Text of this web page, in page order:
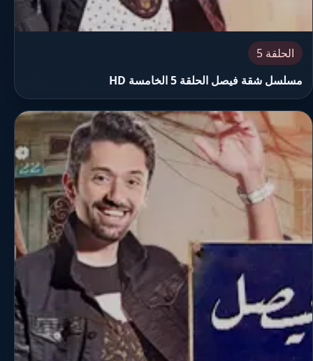
الحلقة 5
مسلسل شقة فيصل الحلقة 5 الخامسة HD